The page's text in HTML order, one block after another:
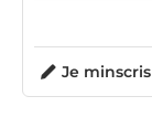
Je minscris